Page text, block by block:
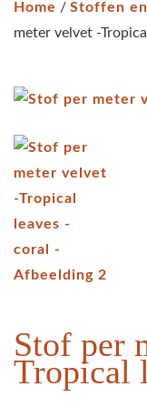
Home / Stoffen
meter velvet -
Stof per
Tropical